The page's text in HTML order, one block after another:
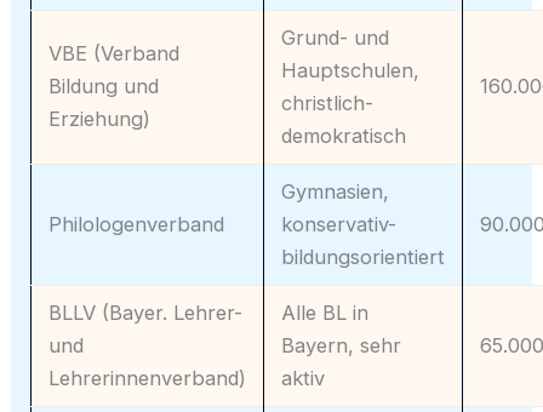
VBE (Verband
Bildung und
Erziehung)
Grund- und
Hauptschulen,
christlich-
demokratisch
Philologenverband
Gymnasien,
konservativ-
bildungsorientiert
BLLV (Bayer. Lehrer-
und
Lehrerinnenverband)
Alle BL in
Bayern, sehr
aktiv